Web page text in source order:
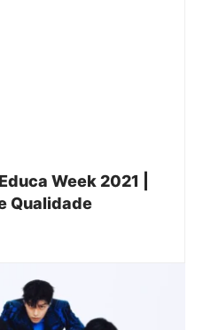
Week 2021 |
Qualidade